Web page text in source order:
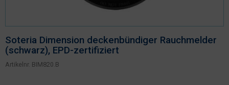
Soteria Dimension deckenbündiger Rauchmelder
(schwarz), EPD-zertifiziert
Artikelnr. BIM820.B